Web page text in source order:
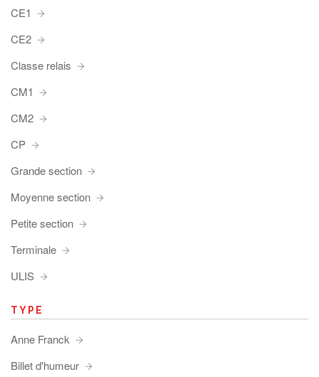
CE1
CE2
Classe relais
CM1
CM2
CP
Grande section
Moyenne section
Petite section
Terminale
ULIS
TYPE
Anne Franck
Billet d'humeur